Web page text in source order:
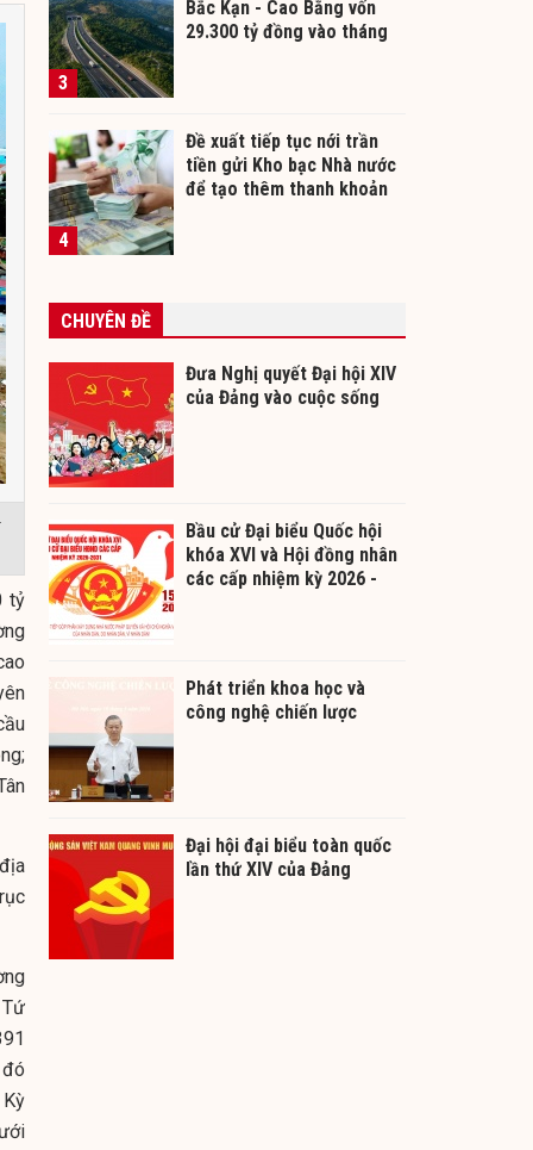
tỷ
3
Bắc Kạn - Cao Bằng vốn
29.300 tỷ đồng vào tháng
4
Đề xuất tiếp tục nới trần
tiền gửi Kho bạc Nhà nước
để tạo thêm thanh khoản
CHUYÊN ĐỀ
Đưa Nghị quyết Đại hội XIV
của Đảng vào cuộc sống
Bầu cử Đại biểu Quốc hội
khóa XVI và Hội đồng nhân
các cấp nhiệm kỳ 2026 -
Phát triển khoa học và
công nghệ chiến lược
Đại hội đại biểu toàn quốc
lần thứ XIV của Đảng